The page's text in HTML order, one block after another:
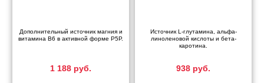
Дополнительный источник магния и
витамина В6 в активной форме Р5Р.
1 188 руб.
Источник L-глутамина, альфа-
линоленовой кислоты и бета-
каротина.
938 руб.